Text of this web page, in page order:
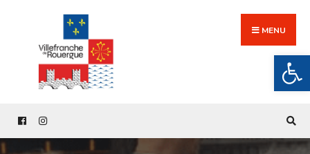
content
MENU